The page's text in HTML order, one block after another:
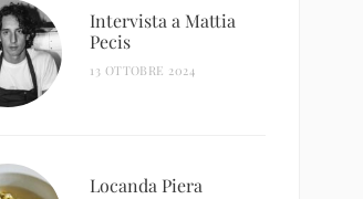
Intervista a Mattia
Pecis
13 OTTOBRE 2024
Locanda Piera